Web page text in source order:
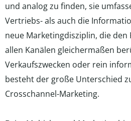
und analog zu finden, sie
Vertriebs- als auch die
neue Marketingdisziplin, die den
allen Kanälen gleichermaßen
Verkaufszwecken oder rein
besteht der große Unterschied
Crosschannel-Marketing.